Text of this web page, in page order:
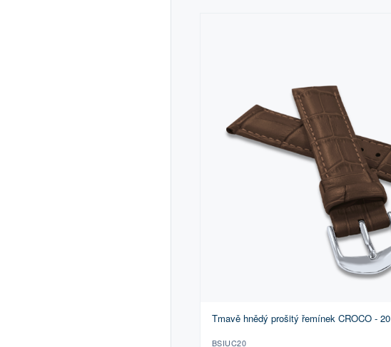
Tmavě hnědý prošitý řemínek CROCO - 20
BSIUC20